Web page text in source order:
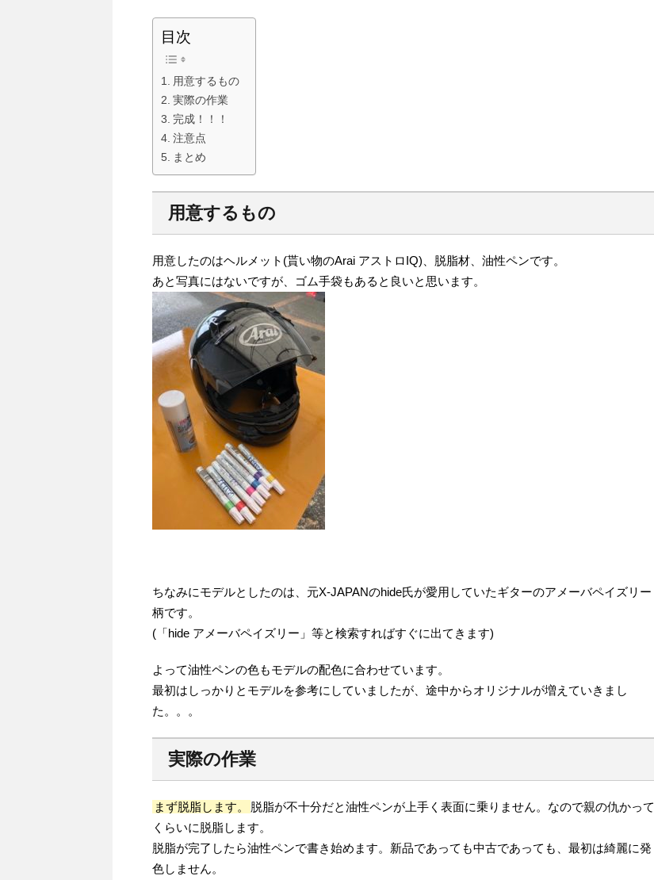
目次
用意するもの
実際の作業
完成！！！
注意点
まとめ
用意するもの
用意したのはヘルメット(貰い物のArai アストロIQ)、脱脂材、油性ペンです。
あと写真にはないですが、ゴム手袋もあると良いと思います。
ちなみにモデルとしたのは、元X-JAPANのhide氏が愛用していたギターのアメーバペイズリー
柄です。
(「hide アメーバペイズリー」等と検索すればすぐに出てきます)
よって油性ペンの色もモデルの配色に合わせています。
最初はしっかりとモデルを参考にしていましたが、途中からオリジナルが増えていきまし
た。。。
実際の作業
まず脱脂します。
脱脂が不十分だと油性ペンが上手く表面に乗りません。なので親の仇かって
くらいに脱脂します。
脱脂が完了したら油性ペンで書き始めます。新品であっても中古であっても、最初は綺麗に発
色しません。